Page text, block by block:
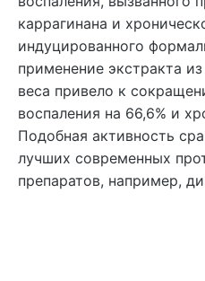
каррагинана и
индуцированного
применение экстракта
веса привело к
воспаления на 66,6% и
Подобная активность
лучших современных
препаратов, например,